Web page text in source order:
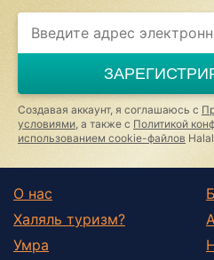
If
you
ignore
this
field
Создавая аккаунт, я соглашаюсь с
условиями , а также с Политикой
использованием cookie-файлов
О нас
Халяль туризм?
Умра